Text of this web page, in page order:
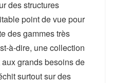
des structures
point de vue pour
des gammes très
à-dire, une collection
grands besoins de
surtout sur des